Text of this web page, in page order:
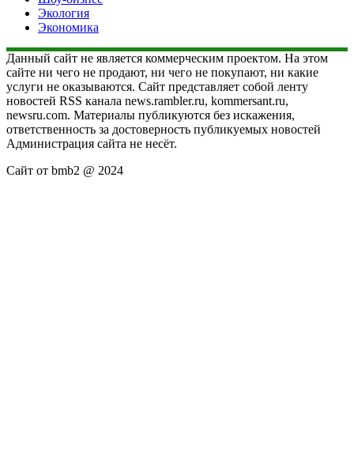
Экология
Экономика
Данный сайт не является коммерческим проектом. На этом
сайте ни чего не продают, ни чего не покупают, ни какие
услуги не оказываются. Сайт представляет собой ленту
новостей RSS канала news.rambler.ru, kommersant.ru,
newsru.com. Материалы публикуются без искажения,
ответственность за достоверность публикуемых новостей
Администрация сайта не несёт.
Сайт от bmb2 @ 2024